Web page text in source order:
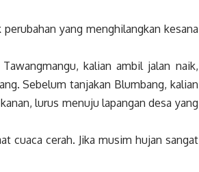
yang menghilangkan kesana
kalian ambil jalan naik,
Sebelum tanjakan Blumbang, kalian
lurus menuju lapangan desa yang
cuaca cerah. Jika musim hujan sangat